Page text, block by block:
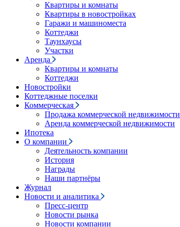
Квартиры и комнаты
Квартиры в новостройках
Гаражи и машиноместа
Коттеджи
Таунхаусы
Участки
Аренда
Квартиры и комнаты
Коттеджи
Новостройки
Коттеджные поселки
Коммерческая
Продажа коммерческой недвижимости
Аренда коммерческой недвижимости
Ипотека
О компании
Деятельность компании
История
Награды
Наши партнёры
Журнал
Новости и аналитика
Пресс-центр
Новости рынка
Новости компании